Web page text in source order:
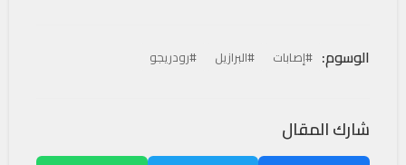
الوسوم: #إصابات #البرازيل #رودريجو
شارك المقال